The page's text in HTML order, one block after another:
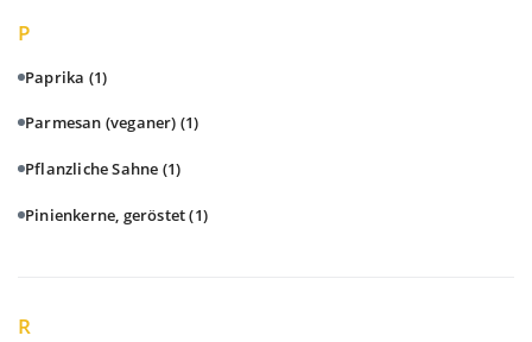
P
Paprika (1)
Parmesan (veganer) (1)
Pflanzliche Sahne (1)
Pinienkerne, geröstet(1)
R